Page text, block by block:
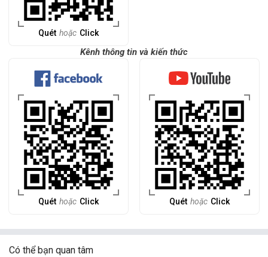
Quét hoặc Click
Kênh thông tin và kiến thức
Quét hoặc Click Quét hoặc Click
Có thể bạn quan tâm